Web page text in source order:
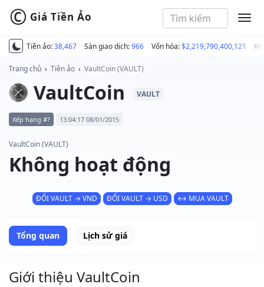
Tiền ảo:38,467 Sàn giao dịch:966 Vốn hóa:$2,219,790,400,121
© Giá Tiền Ảo
Trang chủ › Tiền ảo › VaultCoin (VAULT)
VaultCoin VAULT
Xếp hạng #? 13:04:17 08/01/2015
VaultCoin (VAULT)
Không hoạt động
ĐỔI VAULT → VND ĐỔI VAULT → USD ↔ MUA VAULT
Tổng quan Lịch sử giá
Giới thiệu VaultCoin